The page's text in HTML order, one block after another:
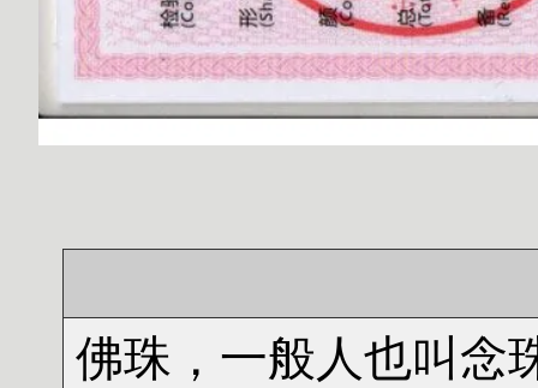
佛珠，一般人也叫念